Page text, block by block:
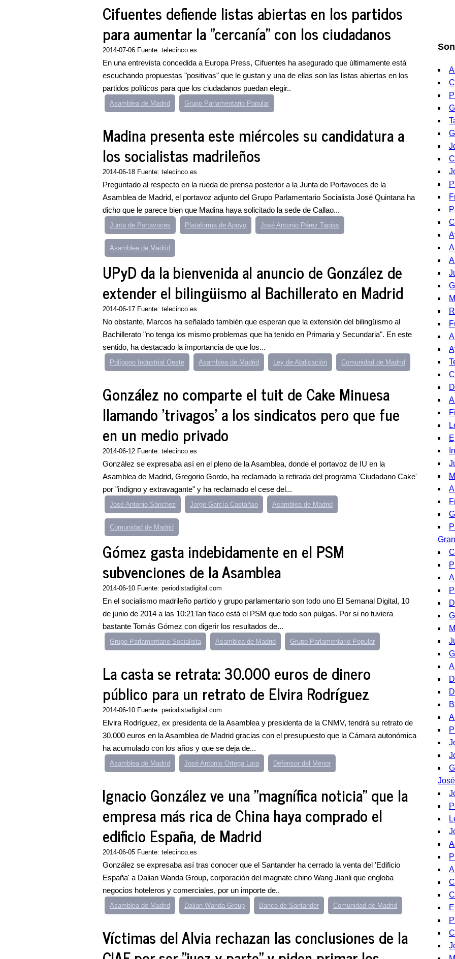
Cifuentes defiende listas abiertas en los partidos
para aumentar la "cercanía" con los ciudadanos
2014-07-06 Fuente: telecinco.es
En una entrevista concedida a Europa Press, Cifuentes ha asegurado que últimamente está
escuchando propuestas "positivas" que le gustan y una de ellas son las listas abiertas en los
partidos políticos para que los ciudadanos puedan elegir..
Asamblea de Madrid Grupo Parlamentario Popular
Madina presenta este miércoles su candidatura a
los socialistas madrileños
2014-06-18 Fuente: telecinco.es
Preguntado al respecto en la rueda de prensa posterior a la Junta de Portavoces de la
Asamblea de Madrid, el portavoz adjunto del Grupo Parlamentario Socialista José Quintana ha
dicho que le parece bien que Madina haya solicitado la sede de Callao...
Junta de Portavoces Plataforma de Apoyo José Antonio Pérez Tapias
Asamblea de Madrid
UPyD da la bienvenida al anuncio de González de
extender el bilingüismo al Bachillerato en Madrid
2014-06-17 Fuente: telecinco.es
No obstante, Marcos ha señalado también que esperan que la extensión del bilingüismo al
Bachillerato "no tenga los mismo problemas que ha tenido en Primaria y Secundaria". En este
sentido, ha destacado la importancia de que los...
Polígono Industrial Oeste Asamblea de Madrid Ley de Abdicación Comunidad de Madrid
González no comparte el tuit de Cake Minuesa
llamando 'trivagos' a los sindicatos pero que fue
en un medio privado
2014-06-12 Fuente: telecinco.es
González se expresaba así en el pleno de la Asamblea, donde el portavoz de IU en la
Asamblea de Madrid, Gregorio Gordo, ha reclamado la retirada del programa 'Ciudadano Cake'
por "indigno y extravagante" y ha reclamado el cese del...
José Antonio Sánchez Jorge García Castañao Asamblea de Madrid
Comunidad de Madrid
Gómez gasta indebidamente en el PSM
subvenciones de la Asamblea
2014-06-10 Fuente: periodistadigital.com
En el socialismo madrileño partido y grupo parlamentario son todo uno El Semanal Digital, 10
de junio de 2014 a las 10:21Tan flaco está el PSM que todo son pulgas. Por si no tuviera
bastante Tomás Gómez con digerir los resultados de...
Grupo Parlamentario Socialista Asamblea de Madrid Grupo Parlamentario Popular
La casta se retrata: 30.000 euros de dinero
público para un retrato de Elvira Rodríguez
2014-06-10 Fuente: periodistadigital.com
Elvira Rodríguez, ex presidenta de la Asamblea y presidenta de la CNMV, tendrá su retrato de
30.000 euros en la Asamblea de Madrid gracias con el presupuesto que la Cámara autonómica
ha acumulado con los años y que se deja de...
Asamblea de Madrid José Antonio Ortega Lara Defensor del Menor
Ignacio González ve una "magnífica noticia" que la
empresa más rica de China haya comprado el
edificio España, de Madrid
2014-06-05 Fuente: telecinco.es
González se expresaba así tras conocer que el Santander ha cerrado la venta del 'Edificio
España' a Dalian Wanda Group, corporación del magnate chino Wang Jianli que engloba
negocios hoteleros y comerciales, por un importe de..
Asamblea de Madrid Dalian Wanda Group Banco de Santander Comunidad de Madrid
Víctimas del Alvia rechazan las conclusiones de la
José